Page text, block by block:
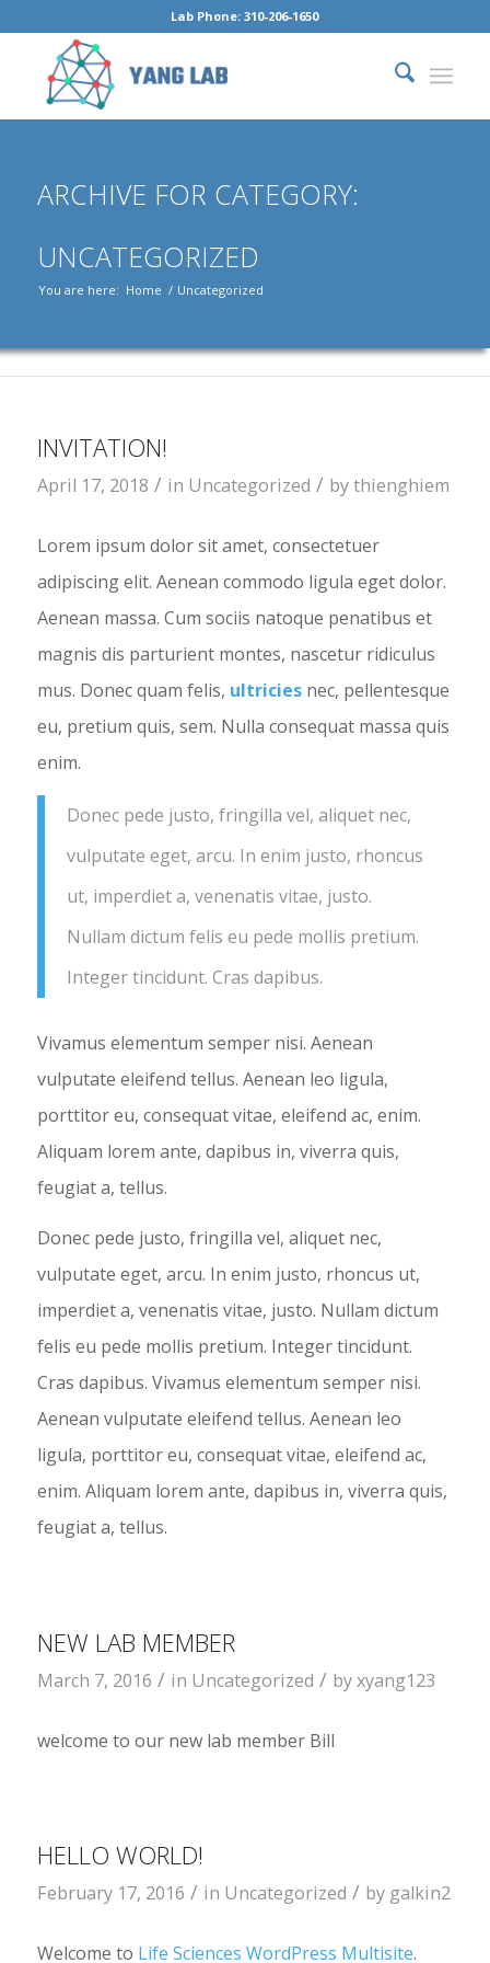
Lab Phone: 310-206-1650
ARCHIVE FOR CATEGORY:
UNCATEGORIZED
You are here: Home / Uncategorized
INVITATION!
April 17, 2018 / in Uncategorized / bythienghiem
Lorem ipsum dolor sit amet, consectetuer
adipiscing elit. Aenean commodo ligula eget dolor.
Aenean massa. Cum sociis natoque penatibus et
magnis dis parturient montes, nascetur ridiculus
mus. Donec quam felis, ultriciesnec, pellentesque
eu, pretium quis, sem. Nulla consequat massa quis
enim.
Donec pede justo, fringilla vel, aliquet nec,
vulputate eget, arcu. In enim justo, rhoncus
ut, imperdiet a, venenatis vitae, justo.
Nullam dictum felis eu pede mollis pretium.
Integer tincidunt. Cras dapibus.
Vivamus elementum semper nisi. Aenean
vulputate eleifend tellus. Aenean leo ligula,
porttitor eu, consequat vitae, eleifend ac, enim.
Aliquam lorem ante, dapibus in, viverra quis,
feugiat a, tellus.
Donec pede justo, fringilla vel, aliquet nec,
vulputate eget, arcu. In enim justo, rhoncus ut,
imperdiet a, venenatis vitae, justo. Nullam dictum
felis eu pede mollis pretium. Integer tincidunt.
Cras dapibus. Vivamus elementum semper nisi.
Aenean vulputate eleifend tellus. Aenean leo
ligula, porttitor eu, consequat vitae, eleifend ac,
enim. Aliquam lorem ante, dapibus in, viverra quis,
feugiat a, tellus.
NEW LAB MEMBER
March 7, 2016 / in Uncategorized / byxyang123
welcome to our new lab member Bill
HELLO WORLD!
February 17, 2016 / in Uncategorized / by galkin2
Welcome to Life Sciences WordPress Multisite.